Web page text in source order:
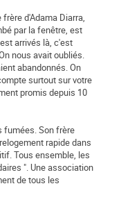
d'Adama Diarra,
par la fenêtre, est
arrivés là, c'est
nous avait oubliés.
abandonnés. On
surtout sur votre
promis depuis 10
fumées. Son frère
rapide dans
Tous ensemble, les
". Une association
de tous les